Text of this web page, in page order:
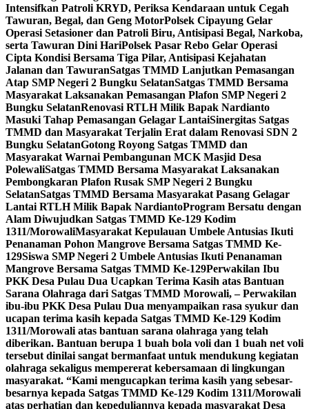
Intensifkan Patroli KRYD, Periksa Kendaraan untuk Cegah
Tawuran, Begal, dan Geng MotorPolsek Cipayung Gelar
Operasi Setasioner dan Patroli Biru, Antisipasi Begal, Narkoba,
serta Tawuran Dini HariPolsek Pasar Rebo Gelar Operasi
Cipta Kondisi Bersama Tiga Pilar, Antisipasi Kejahatan
Jalanan dan TawuranSatgas TMMD Lanjutkan Pemasangan
Atap SMP Negeri 2 Bungku SelatanSatgas TMMD Bersama
Masyarakat Laksanakan Pemasangan Plafon SMP Negeri 2
Bungku SelatanRenovasi RTLH Milik Bapak Nardianto
Masuki Tahap Pemasangan Gelagar LantaiSinergitas Satgas
TMMD dan Masyarakat Terjalin Erat dalam Renovasi SDN 2
Bungku SelatanGotong Royong Satgas TMMD dan
Masyarakat Warnai Pembangunan MCK Masjid Desa
PolewaliSatgas TMMD Bersama Masyarakat Laksanakan
Pembongkaran Plafon Rusak SMP Negeri 2 Bungku
SelatanSatgas TMMD Bersama Masyarakat Pasang Gelagar
Lantai RTLH Milik Bapak NardiantoProgram Bersatu dengan
Alam Diwujudkan Satgas TMMD Ke-129 Kodim
1311/MorowaliMasyarakat Kepulauan Umbele Antusias Ikuti
Penanaman Pohon Mangrove Bersama Satgas TMMD Ke-
129Siswa SMP Negeri 2 Umbele Antusias Ikuti Penanaman
Mangrove Bersama Satgas TMMD Ke-129Perwakilan Ibu
PKK Desa Pulau Dua Ucapkan Terima Kasih atas Bantuan
Sarana Olahraga dari Satgas TMMD Morowali, – Perwakilan
ibu-ibu PKK Desa Pulau Dua menyampaikan rasa syukur dan
ucapan terima kasih kepada Satgas TMMD Ke-129 Kodim
1311/Morowali atas bantuan sarana olahraga yang telah
diberikan. Bantuan berupa 1 buah bola voli dan 1 buah net voli
tersebut dinilai sangat bermanfaat untuk mendukung kegiatan
olahraga sekaligus mempererat kebersamaan di lingkungan
masyarakat. “Kami mengucapkan terima kasih yang sebesar-
besarnya kepada Satgas TMMD Ke-129 Kodim 1311/Morowali
atas perhatian dan kepeduliannya kepada masyarakat Desa